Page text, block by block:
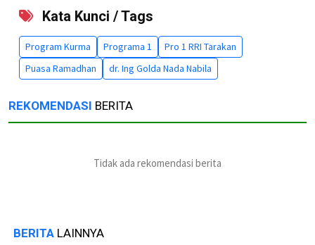
Kata Kunci / Tags
Program Kurma Programa 1
Pro 1 RRI Tarakan
Puasa Ramadhan
dr. Ing Golda Nada Nabila
REKOMENDASI BERITA
Tidak ada rekomendasi berita
BERITA LAINNYA